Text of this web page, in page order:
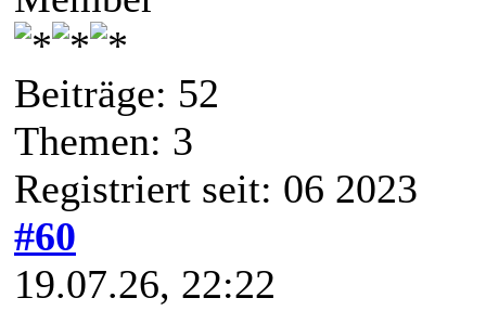
Beiträge: 52
Themen: 3
Registriert seit: 06 2023
#60
19.07.26, 22:22